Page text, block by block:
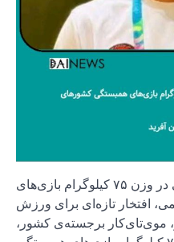
یوسف جهانگیر با قهرمانی در وزن ۷۵ کیلوگرام بازی‌های
افتخار تازه‌ای برای ورزش
موی‌تای‌کار برجسته‌ی کشور،